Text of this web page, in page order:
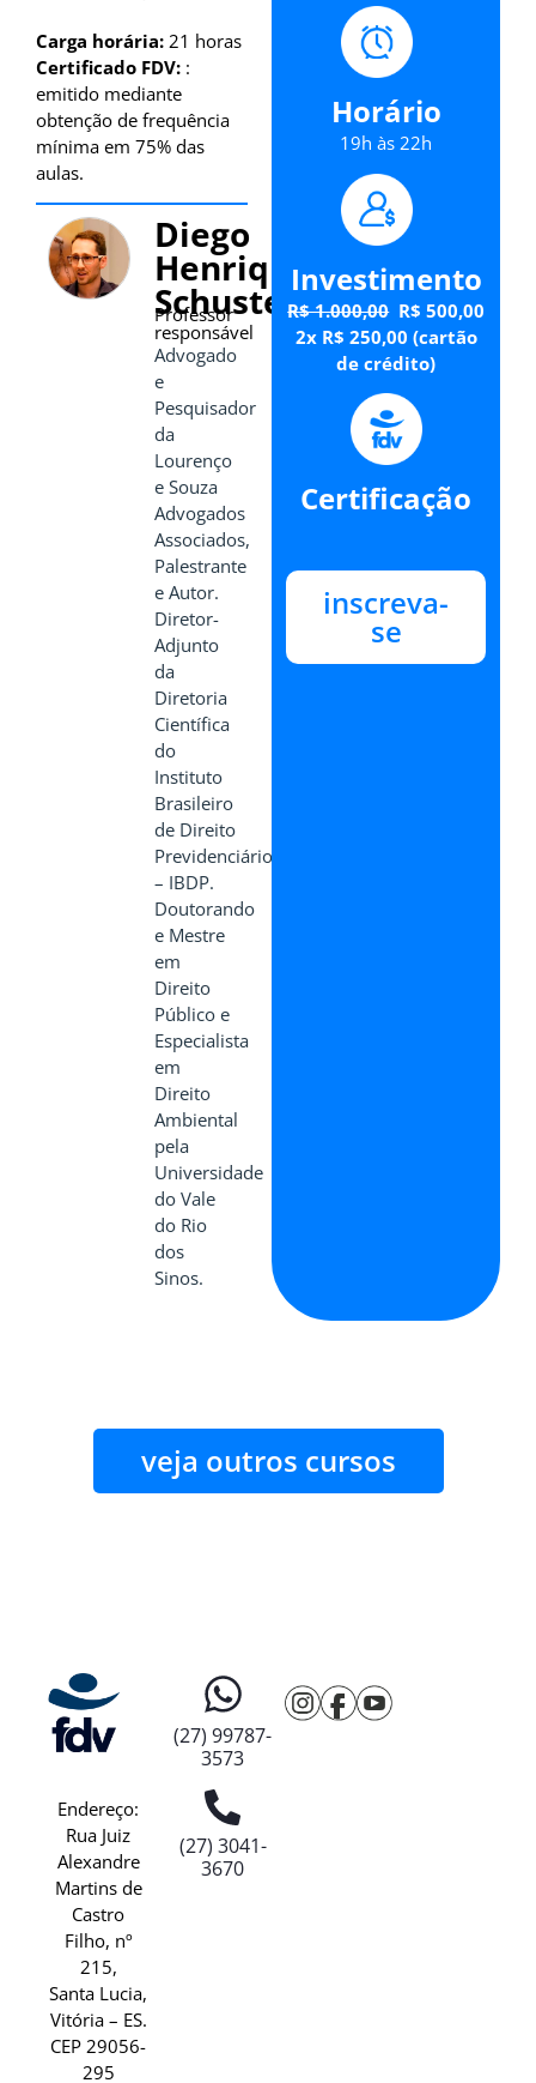
Carga horária: 21 horas
Certificado FDV: :
emitido mediante
obtenção de frequência
mínima em 75% das
aulas.
Diego
Henrique
Schuster
Professor
responsável
Advogado
e
Pesquisador
da
Lourenço
e Souza
Advogados
Associados,
Palestrante
e Autor.
Diretor-
Adjunto
da
Diretoria
Científica
do
Instituto
Brasileiro
de Direito
Previdenciário
– IBDP.
Doutorando
e Mestre
em
Direito
Público e
Especialista
em
Direito
Ambiental
pela
Universidade
do Vale
do Rio
dos
Sinos.
Horário
19h às 22h
Investimento
R$ 1.000,00 R$ 500,00
2x R$ 250,00 (cartão
de crédito)
Certificação
inscreva-
se
veja outros cursos
Endereço:
Rua Juiz
Alexandre
Martins de
Castro
Filho, nº
215,
Santa Lucia,
Vitória – ES.
CEP 29056-
295
(27) 99787-
3573
(27) 3041-
3670